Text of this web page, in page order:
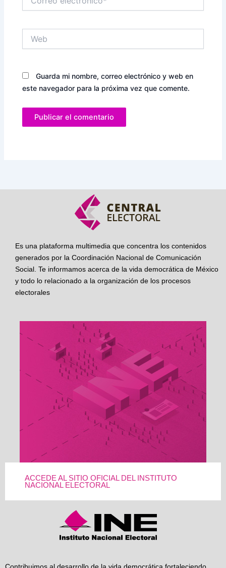
electrónico*
Guarda mi nombre, correo electrónico y web en
este navegador para la próxima vez que comente.
Es una plataforma multimedia que concentra los contenidos
generados por la Coordinación Nacional de Comunicación
Social. Te informamos acerca de la vida democrática de México
y todo lo relacionado a la organización de los procesos
electorales
ACCEDE AL SITIO OFICIAL DEL INSTITUTO
NACIONAL ELECTORAL